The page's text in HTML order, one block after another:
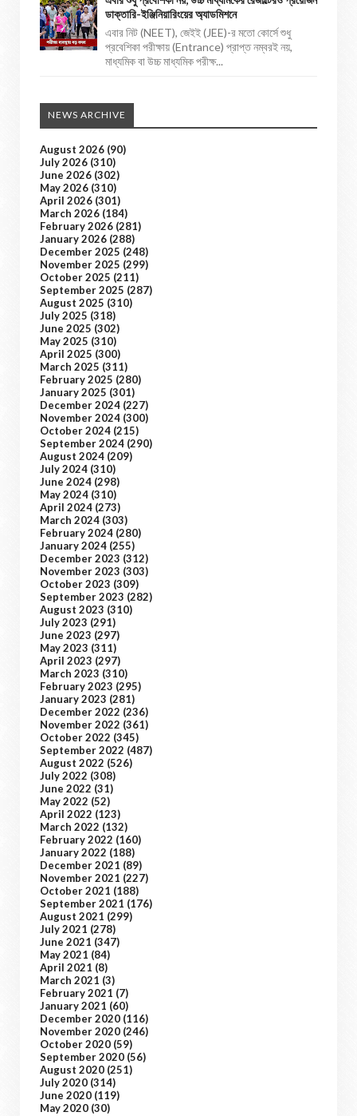
ডাক্তারি-ইঞ্জিনিয়ারিংয়ের অ্যাডমিশনে
এবার নিট (NEET), জেইই (JEE)-র মতো কোর্সে শুধু
প্রবেশিকা পরীক্ষায় (Entrance) প্রাপ্ত নম্বরই নয়,
মাধ্যমিক বা উচ্চ মাধ্যমিক পরীক্ষ...
NEWS ARCHIVE
August 2026 (90)
July 2026 (310)
June 2026 (302)
May 2026 (310)
April 2026 (301)
March 2026 (184)
February 2026 (281)
January 2026 (288)
December 2025 (248)
November 2025 (299)
October 2025 (211)
September 2025 (287)
August 2025 (310)
July 2025 (318)
June 2025 (302)
May 2025 (310)
April 2025 (300)
March 2025 (311)
February 2025 (280)
January 2025 (301)
December 2024 (227)
November 2024 (300)
October 2024 (215)
September 2024 (290)
August 2024 (209)
July 2024 (310)
June 2024 (298)
May 2024 (310)
April 2024 (273)
March 2024 (303)
February 2024 (280)
January 2024 (255)
December 2023 (312)
November 2023 (303)
October 2023 (309)
September 2023 (282)
August 2023 (310)
July 2023 (291)
June 2023 (297)
May 2023 (311)
April 2023 (297)
March 2023 (310)
February 2023 (295)
January 2023 (281)
December 2022 (236)
November 2022 (361)
October 2022 (345)
September 2022 (487)
August 2022 (526)
July 2022 (308)
June 2022 (31)
May 2022 (52)
April 2022 (123)
March 2022 (132)
February 2022 (160)
January 2022 (188)
December 2021 (89)
November 2021 (227)
October 2021 (188)
September 2021 (176)
August 2021 (299)
July 2021 (278)
June 2021 (347)
May 2021 (84)
April 2021 (8)
March 2021 (3)
February 2021 (7)
January 2021 (60)
December 2020 (116)
November 2020 (246)
October 2020 (59)
September 2020 (56)
August 2020 (251)
July 2020 (314)
June 2020 (119)
May 2020 (30)